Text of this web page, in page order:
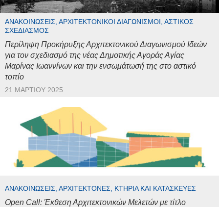
ΑΝΑΚΟΙΝΏΣΕΙΣ, ΑΡΧΙΤΕΚΤΟΝΙΚΟΊ ΔΙΑΓΩΝΙΣΜΟΊ, ΑΣΤΙΚΌΣ
ΣΧΕΔΙΑΣΜΌΣ
Περίληψη Προκήρυξης Αρχιτεκτονικού Διαγωνισμού Ιδεών
για τον σχεδιασμό της νέας Δημοτικής Αγοράς Αγίας
Μαρίνας Ιωαννίνων και την ενσωμάτωσή της στο αστικό
τοπίο
21 ΜΑΡΤΊΟΥ 2025
ΑΝΑΚΟΙΝΏΣΕΙΣ, ΑΡΧΙΤΈΚΤΟΝΕΣ, ΚΤΉΡΙΑ ΚΑΙ ΚΑΤΑΣΚΕΥΈΣ
Open Call: Έκθεση Αρχιτεκτονικών Μελετών με τίτλο